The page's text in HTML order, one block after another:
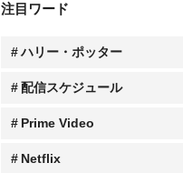
注目ワード
ハリー・ポッター
配信スケジュール
Prime Video
Netflix